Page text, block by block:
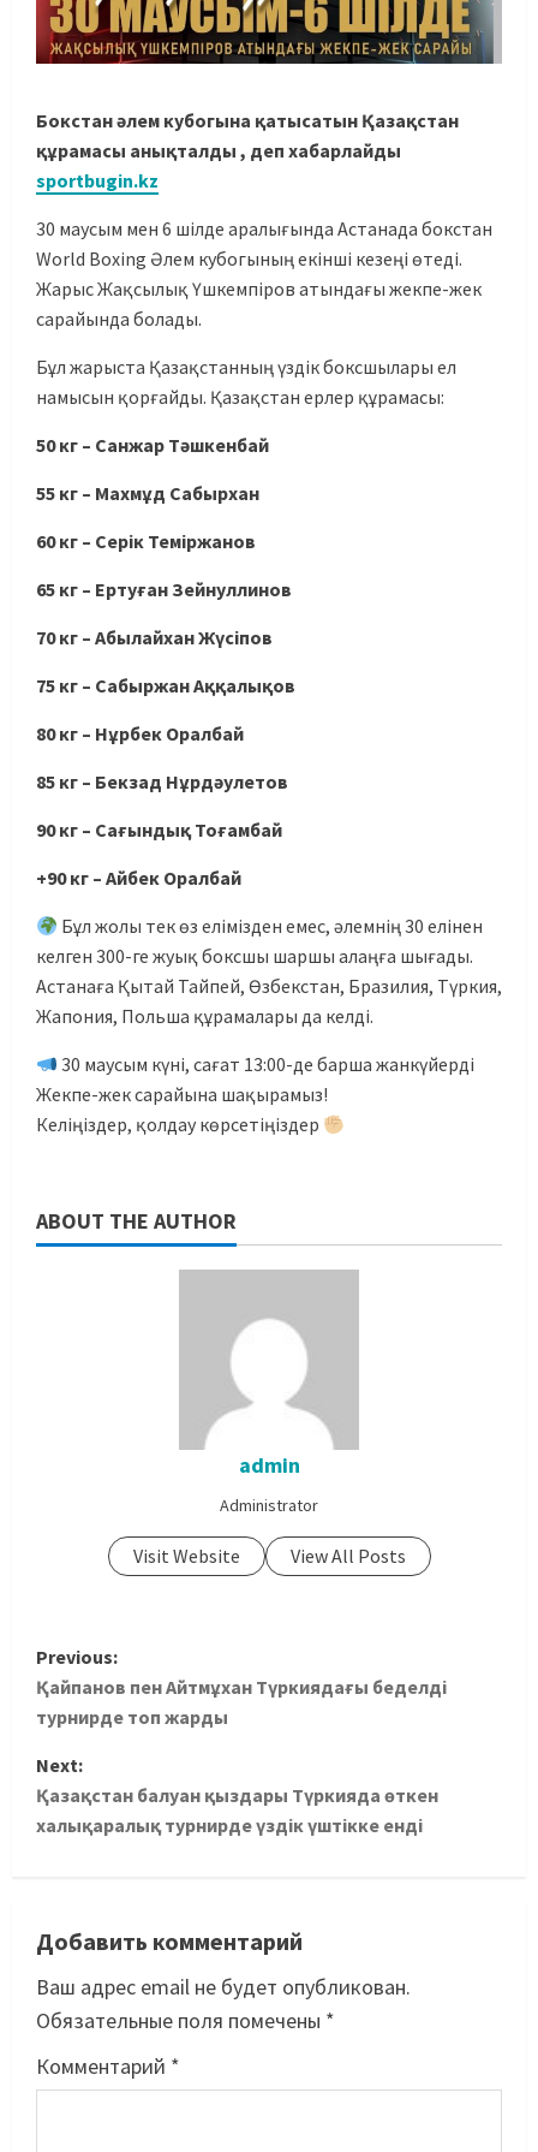
Бокстан әлем кубогына қатысатын Қазақстан
құрамасы анықталды , деп хабарлайды
sportbugin.kz
30 маусым мен 6 шілде аралығында Астанада бокстан
World Boxing Әлем кубогының екінші кезеңі өтеді.
Жарыс Жақсылық Үшкемпіров атындағы жекпе-жек
сарайында болады.
Бұл жарыста Қазақстанның үздік боксшылары ел
намысын қорғайды. Қазақстан ерлер құрамасы:
50 кг – Санжар Тәшкенбай
55 кг – Махмұд Сабырхан
60 кг – Серік Теміржанов
65 кг – Ертуған Зейнуллинов
70 кг – Абылайхан Жүсіпов
75 кг – Сабыржан Аққалықов
80 кг – Нұрбек Оралбай
85 кг – Бекзад Нұрдәулетов
90 кг – Сағындық Тоғамбай
+90 кг – Айбек Оралбай
Бұл жолы тек өз елімізден емес, әлемнің 30 елінен
келген 300-ге жуық боксшы шаршы алаңға шығады.
Астанаға Қытай Тайпей, Өзбекстан, Бразилия, Түркия,
Жапония, Польша құрамалары да келді.
30 маусым күні, сағат 13:00-де барша жанкүйерді
Жекпе-жек сарайына шақырамыз!
Келіңіздер, қолдау көрсетіңіздер
ABOUT THE AUTHOR
admin
Administrator
Visit Website View All Posts
Previous:
Қайпанов пен Айтмұхан Түркиядағы беделді
турнирде топ жарды
Next:
Қазақстан балуан қыздары Түркияда өткен
халықаралық турнирде үздік үштікке енді
Добавить комментарий
Ваш адрес email не будет опубликован.
Обязательные поля помечены *
Комментарий *